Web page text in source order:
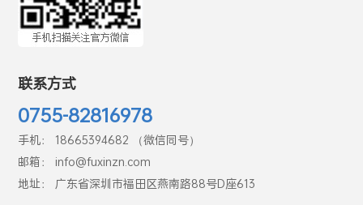
联系方式
0755-82816978
手机： 18665394682 （微信同号）
邮箱： info@fuxinzn.com
地址： 广东省深圳市福田区燕南路88号D座613